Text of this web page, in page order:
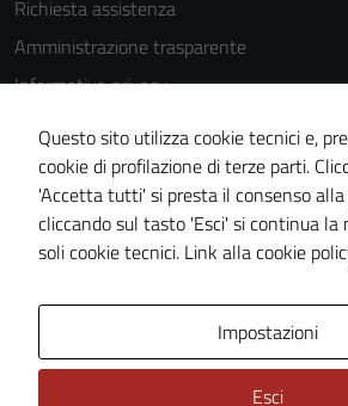
Richiesta assistenza
Amministrazione trasparente
Informativa privacy
Cookie Policy
Note legali
Dichiarazione di accessibilità
Piano di miglioramento del sito
Questo sito utilizza cookie tecnici e,
cookie di profilazione di terze parti.
'Accetta tutti' si presta il consenso
cliccando sul tasto 'Esci' si continua la
soli cookie tecnici. Link alla cookie
Impostazioni
Esci